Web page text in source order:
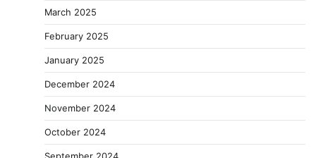
March 2025
February 2025
January 2025
December 2024
November 2024
October 2024